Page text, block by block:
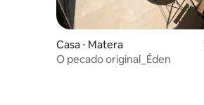
Casa ⋅ Matera
O pecado original_Éden